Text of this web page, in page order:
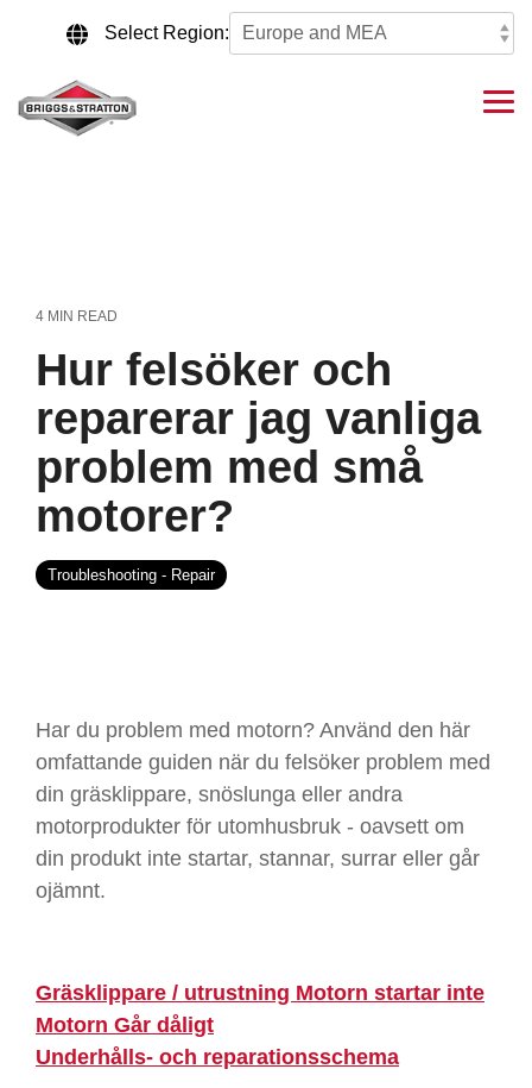
content.
Select Region:
4 MIN READ
Hur felsöker och
reparerar jag vanliga
problem med små
motorer?
Troubleshooting - Repair
Har du problem med motorn? Använd den här
omfattande guiden när du felsöker problem med
din gräsklippare, snöslunga eller andra
motorprodukter för utomhusbruk - oavsett om
din produkt inte startar, stannar, surrar eller går
ojämnt.
Gräsklippare / utrustning Motorn startar inte
Motorn Går dåligt
Underhålls- och reparationsschema